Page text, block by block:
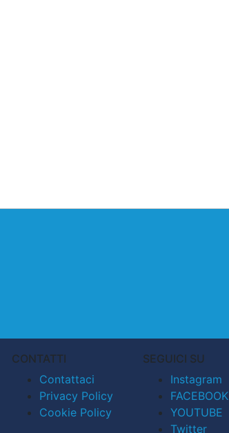
CONTATTI
Contattaci
Privacy Policy
Cookie Policy
SEGUICI SU
Instagram
FACEBOOK
YOUTUBE
Twitter